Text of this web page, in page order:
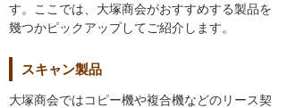
す。ここでは、大塚商会がおすすめする製品を
幾つかピックアップしてご紹介します。
スキャン製品
大塚商会ではコピー機や複合機などのリース契